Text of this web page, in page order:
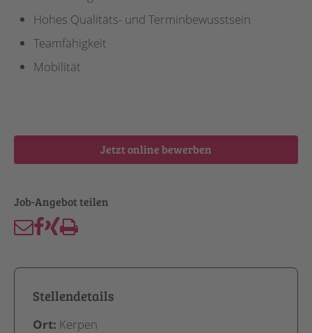
Hohes Qualitäts- und Terminbewusstsein
Teamfähigkeit
Mobilität
Jetzt online bewerben
Stellendetails
Ort: Kerpen